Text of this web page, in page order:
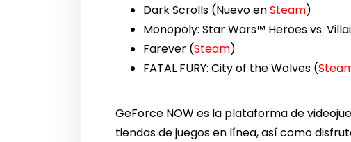
Dark Scrolls (Nuevo enSteam)
Monopoly: Star Wars™ Heroes vs.
Farever (Steam)
FATAL FURY: City of the Wolves (
GeForce NOW es la plataforma de
tiendas de juegos en línea, así como